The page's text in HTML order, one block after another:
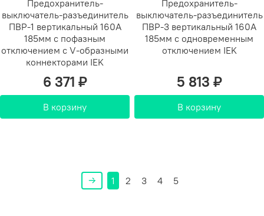
Предохранитель-
выключатель-разъединитель
ПВР-1 вертикальный 160А
185мм с пофазным
отключением c V-образными
коннекторами IEK
6 371 ₽
В корзину
Предохранитель-
выключатель-разъединитель
ПВР-3 вертикальный 160А
185мм с одновременным
отключением IEK
5 813 ₽
В корзину
1 2 3 4 5